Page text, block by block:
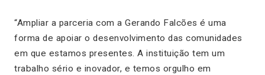
“Ampliar a parceria com a Gerando Falcões é uma
forma de apoiar o desenvolvimento das comunidades
em que estamos presentes. A instituição tem um
trabalho sério e inovador, e temos orgulho em